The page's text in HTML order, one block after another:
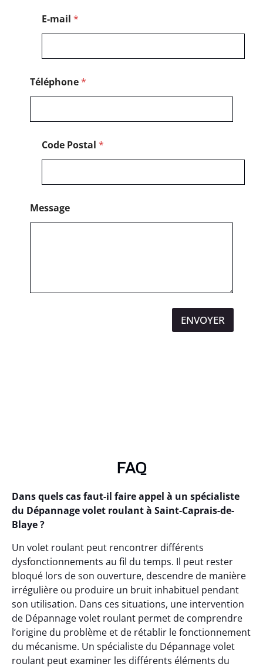
E-mail *
Téléphone*
Code Postal *
Message
ENVOYER
FAQ
Dans quels cas faut-il faire appel à un spécialiste
du Dépannage volet roulant à Saint-Caprais-de-
Blaye ?
Un volet roulant peut rencontrer différents
dysfonctionnements au fil du temps. Il peut rester
bloqué lors de son ouverture, descendre de manière
irrégulière ou produire un bruit inhabituel pendant
son utilisation. Dans ces situations, une intervention
de Dépannage volet roulant permet de comprendre
l’origine du problème et de rétablir le fonctionnement
du mécanisme. Un spécialiste du Dépannage volet
roulant peut examiner les différents éléments du